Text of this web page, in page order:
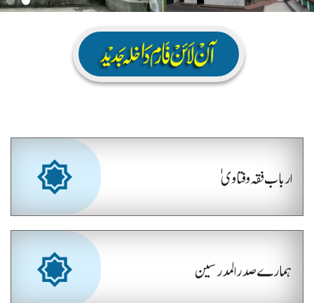
ارباب فقہ و فتاویٰ
ہمارے صدر المدرسین